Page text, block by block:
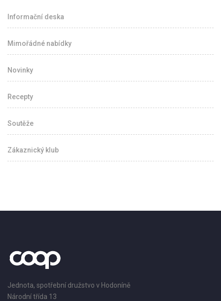
Informační deska
Mimořádné nabídky
Novinky
Recepty
Soutěže
Zákaznický klub
Jednota, spotřební družstvo v Hodoníně
Národní třída 13